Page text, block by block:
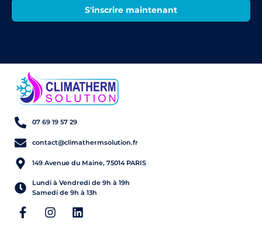
S'inscrire maintenant
07 69 19 57 29
contact@climathermsolution.fr
149 Avenue du Maine, 75014 PARIS
Lundi à Vendredi de 9h à 19h
Samedi de 9h à 13h